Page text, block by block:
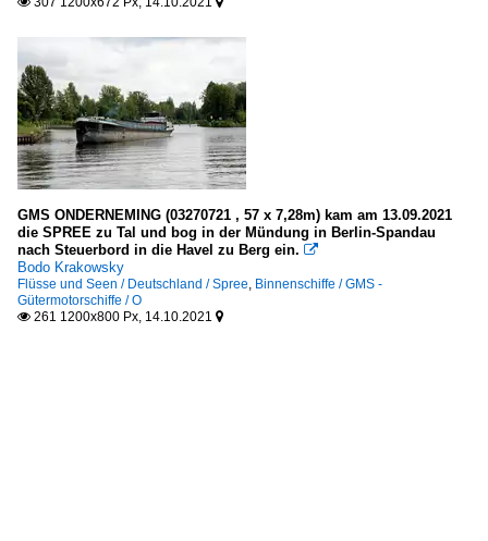
GMS ONDERNEMING (03270721 , 57 x 7,28m) kam am 13.09.2021
die SPREE zu Tal und bog in der Mündung in Berlin-Spandau
nach Steuerbord in die Havel zu Berg ein. 
Bodo Krakowsky
Flüsse und Seen / Deutschland / Spree, Binnenschiffe / GMS -
Gütermotorschiffe / O
 261 1200x800 Px, 14.10.2021 